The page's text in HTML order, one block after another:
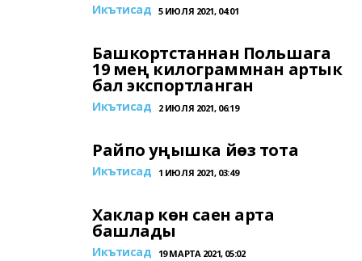
Икътисад 5 ИЮЛЯ 2021, 04:01
Башкортстаннан Польшага
19 мең килограммнан артык
бал экспортланган
Икътисад 2 ИЮЛЯ 2021, 06:19
Райпо уңышка йөз тота
Икътисад 1 ИЮЛЯ 2021, 03:49
Хаклар көн саен арта
башлады
Икътисад 19 МАРТА 2021, 05:02